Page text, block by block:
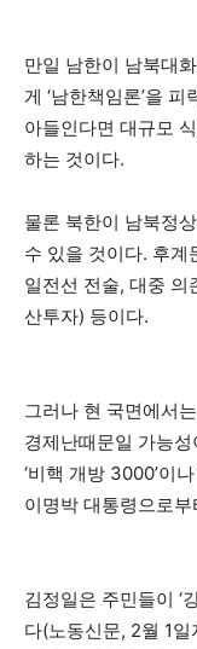
만일 남한이 남북대
게 ‘남한책임론’을
아들인다면 대규모
하는 것이다.
물론 북한이 남북정
수 있을 것이다. 후계
일전선 전술, 대중
산투자) 등이다.
그러나 현 국면에서
경제난때문일 가능
‘비핵 개방 3000’이
이명박 대통령으로
김정일은 주민들이 ‘
다(노동신문, 2월 1